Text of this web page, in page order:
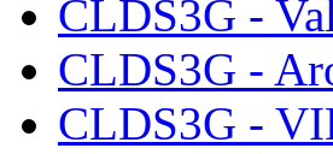
CLDS3G -
CLDS3G -
CLDS3G -